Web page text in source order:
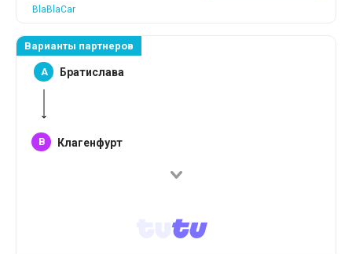
BlaBlaCar
Варианты партнеров
A Братислава
B Клагенфурт